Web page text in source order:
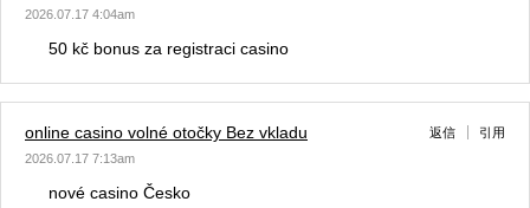
2026.07.17 4:04am
50 kč bonus za registraci casino
online casino volné otočky Bez vkladu
2026.07.17 7:13am
返信 引用
nové casino Česko